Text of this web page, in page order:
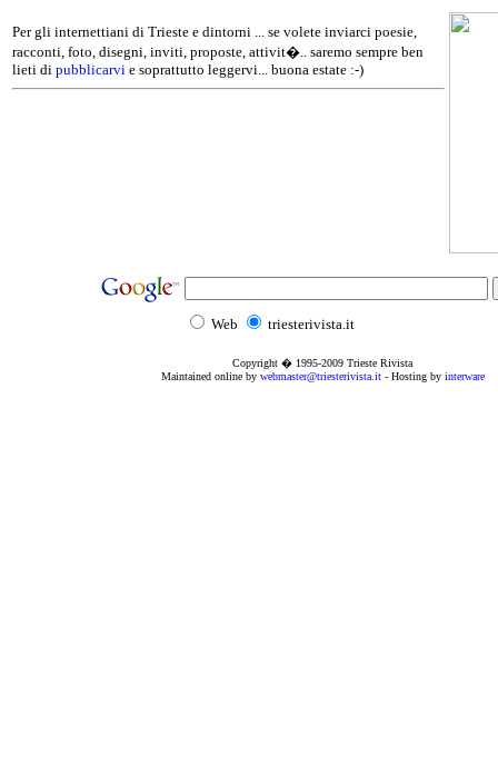
Per gli internettiani di Trieste e dintorni ... se volete inviarci poesie,
racconti, foto, disegni, inviti, proposte, attivit�.. saremo sempre ben
lieti di pubblicarvi e soprattutto leggervi... buona estate :-)
Web triesterivista.it
Copyright � 1995-2009 Trieste Rivista
Maintained online by webmaster@triesterivista.it- Hosting by interware